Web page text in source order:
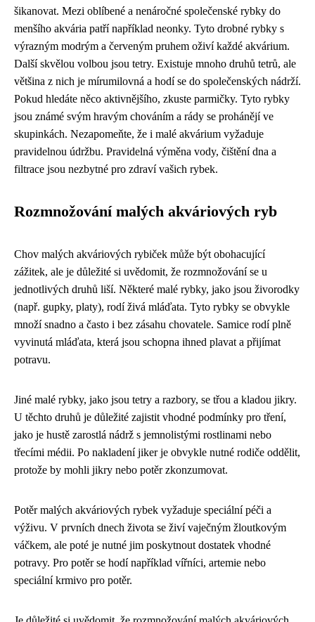
šikanovat. Mezi oblíbené a nenáročné společenské rybky do
menšího akvária patří například neonky. Tyto drobné rybky s
výrazným modrým a červeným pruhem oživí každé akvárium.
Další skvělou volbou jsou tetry. Existuje mnoho druhů tetrů, ale
většina z nich je mírumilovná a hodí se do společenských nádrží.
Pokud hledáte něco aktivnějšího, zkuste parmičky. Tyto rybky
jsou známé svým hravým chováním a rády se prohánějí ve
skupinkách. Nezapomeňte, že i malé akvárium vyžaduje
pravidelnou údržbu. Pravidelná výměna vody, čištění dna a
filtrace jsou nezbytné pro zdraví vašich rybek.
Rozmnožování malých akváriových ryb
Chov malých akváriových rybiček může být obohacující
zážitek, ale je důležité si uvědomit, že rozmnožování se u
jednotlivých druhů liší. Některé malé rybky, jako jsou živorodky
(např. gupky, platy), rodí živá mláďata. Tyto rybky se obvykle
množí snadno a často i bez zásahu chovatele. Samice rodí plně
vyvinutá mláďata, která jsou schopna ihned plavat a přijímat
potravu.
Jiné malé rybky, jako jsou tetry a razbory, se třou a kladou jikry.
U těchto druhů je důležité zajistit vhodné podmínky pro tření,
jako je hustě zarostlá nádrž s jemnolistými rostlinami nebo
třecími médii. Po nakladení jiker je obvykle nutné rodiče oddělit,
protože by mohli jikry nebo potěr zkonzumovat.
Potěr malých akváriových rybek vyžaduje speciální péči a
výživu. V prvních dnech života se živí vaječným žloutkovým
váčkem, ale poté je nutné jim poskytnout dostatek vhodné
potravy. Pro potěr se hodí například vířníci, artemie nebo
speciální krmivo pro potěr.